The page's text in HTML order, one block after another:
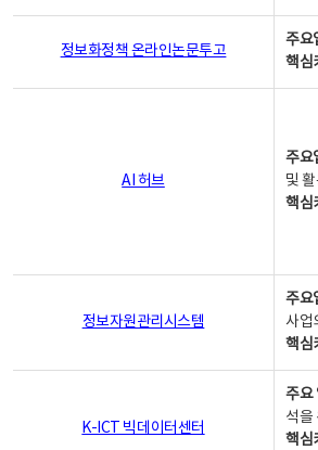
정보화정책 온라인논문투고
주요
핵심
AI 허브
주요
및
핵심
정보자원관리시스템
주요
사업
핵심
K-ICT 빅데이터센터
주요
석을
핵심